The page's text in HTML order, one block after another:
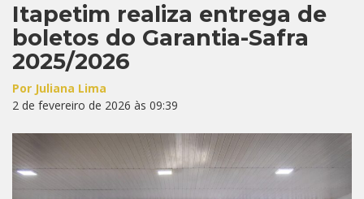
Itapetim realiza entrega de
boletos do Garantia-Safra
2025/2026
Por Juliana Lima
2 de fevereiro de 2026 às 09:39